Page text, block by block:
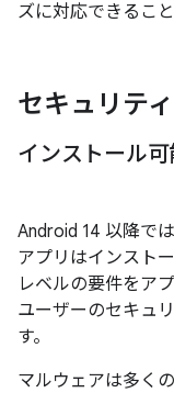
ズに対応できるこ
セキュリティ
インストール
Android 14 以降では
アプリはインスト
レベルの要件をア
ユーザーのセキュ
す。
マルウェアは多く